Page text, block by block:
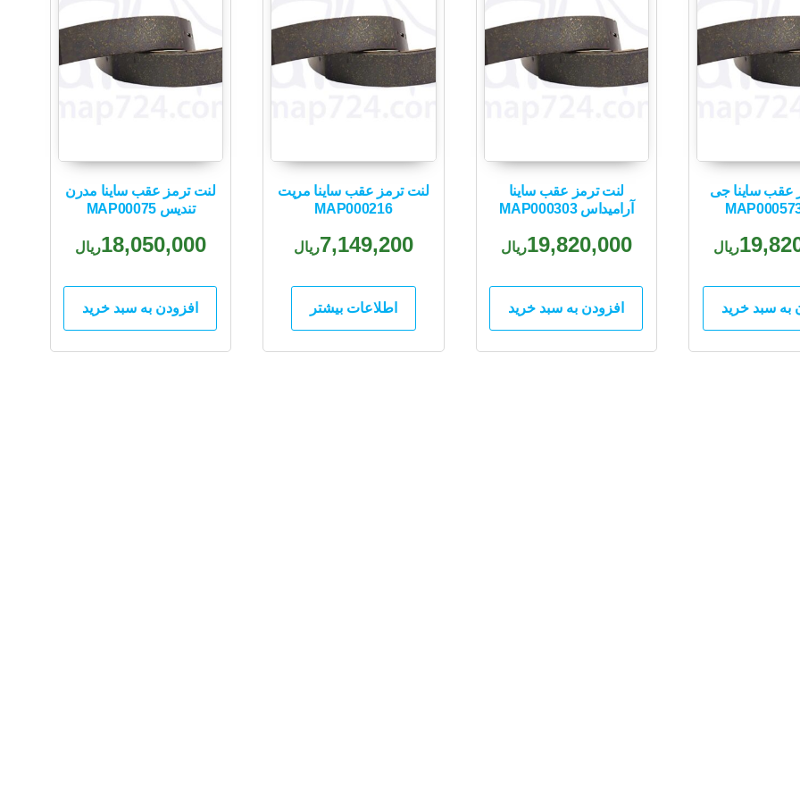
عقب ساینا جی
ریال
به سبد خرید
لنت ترمز عقب ساینا
آرامیداس MAP000303
19,820,000ریال
افزودن به سبد خرید
لنت ترمز عقب ساینا مریت
MAP000216
7,149,200ریال
اطلاعات بیشتر
لنت ترمز عقب ساینا مدرن
تندیس MAP00075
18,050,000ریال
افزودن به سبد خرید